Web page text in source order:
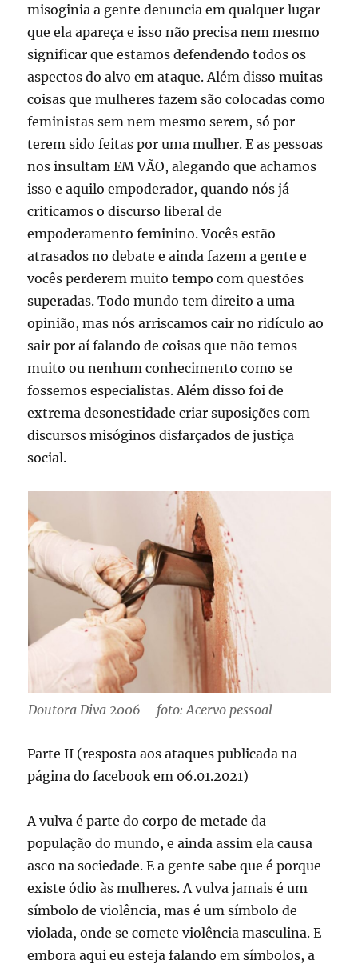
misoginia a gente denuncia em qualquer lugar
que ela apareça e isso não precisa nem mesmo
significar que estamos defendendo todos os
aspectos do alvo em ataque. Além disso muitas
coisas que mulheres fazem são colocadas como
feministas sem nem mesmo serem, só por
terem sido feitas por uma mulher. E as pessoas
nos insultam EM VÃO, alegando que achamos
isso e aquilo empoderador, quando nós já
criticamos o discurso liberal de
empoderamento feminino. Vocês estão
atrasados no debate e ainda fazem a gente e
vocês perderem muito tempo com questões
superadas. Todo mundo tem direito a uma
opinião, mas nós arriscamos cair no ridículo ao
sair por aí falando de coisas que não temos
muito ou nenhum conhecimento como se
fossemos especialistas. Além disso foi de
extrema desonestidade criar suposições com
discursos misóginos disfarçados de justiça
social.
Doutora Diva 2006 – foto: Acervo pessoal
Parte II (resposta aos ataques publicada na
página do facebook em 06.01.2021)
A vulva é parte do corpo de metade da
população do mundo, e ainda assim ela causa
asco na sociedade. E a gente sabe que é porque
existe ódio às mulheres. A vulva jamais é um
símbolo de violência, mas é um símbolo de
violada, onde se comete violência masculina. E
embora aqui eu esteja falando em símbolos, a